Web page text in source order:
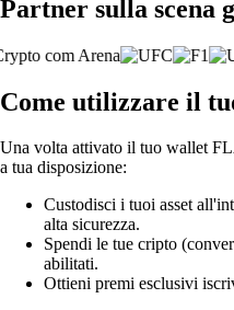
Partner sulla scena
Come utilizzare il
Una volta attivato il tuo wallet
a tua disposizione:
Custodisci i tuoi asset
alta sicurezza.
Spendi le tue cripto
abilitati.
Ottieni premi esclusivi